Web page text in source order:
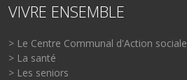
VIVRE ENSEMBLE
> Le Centre Communal d'Action sociale
> La santé
> Les seniors